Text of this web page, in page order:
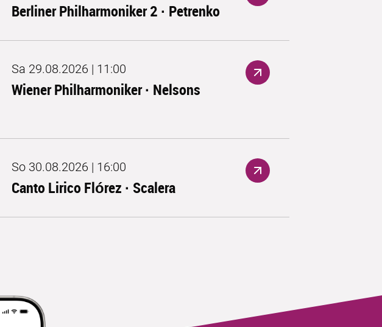
Berliner Philharmoniker 2 · Petrenko
Sa 29.08.2026 | 11:00
Wiener Philharmoniker · Nelsons
So 30.08.2026 | 16:00
Canto Lirico Flórez · Scalera